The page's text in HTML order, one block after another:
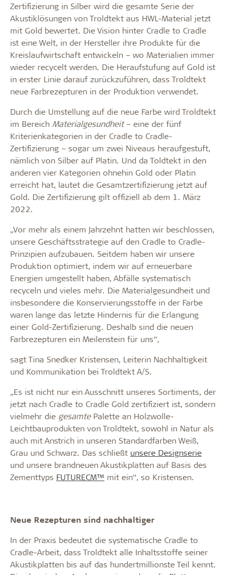
Zertifizierung in Silber wird die gesamte Serie der
Akustiklösungen von Troldtekt aus HWL-Material jetzt
mit Gold bewertet. Die Vision hinter Cradle to Cradle
ist eine Welt, in der Hersteller ihre Produkte für die
Kreislaufwirtschaft entwickeln – wo Materialien immer
wieder recycelt werden. Die Heraufstufung auf Gold ist
in erster Linie darauf zurückzuführen, dass Troldtekt
neue Farbrezepturen in der Produktion verwendet.
Durch die Umstellung auf die neue Farbe wird Troldtekt
im Bereich Materialgesundheit– eine der fünf
Kriterienkategorien in der Cradle to Cradle-
Zertifizierung – sogar um zwei Niveaus heraufgestuft,
nämlich von Silber auf Platin. Und da Toldtekt in den
anderen vier Kategorien ohnehin Gold oder Platin
erreicht hat, lautet die Gesamtzertifizierung jetzt auf
Gold. Die Zertifizierung gilt offiziell ab dem 1. März
2022.
„Vor mehr als einem Jahrzehnt hatten wir beschlossen,
unsere Geschäftsstrategie auf den Cradle to Cradle-
Prinzipien aufzubauen. Seitdem haben wir unsere
Produktion optimiert, indem wir auf erneuerbare
Energien umgestellt haben, Abfälle systematisch
recyceln und vieles mehr. Die Materialgesundheit und
insbesondere die Konservierungsstoffe in der Farbe
waren lange das letzte Hindernis für die Erlangung
einer Gold-Zertifizierung. Deshalb sind die neuen
Farbrezepturen ein Meilenstein für uns“,
sagt Tina Snedker Kristensen, Leiterin Nachhaltigkeit
und Kommunikation bei Troldtekt A/S.
„Es ist nicht nur ein Ausschnitt unseres Sortiments, der
jetzt nach Cradle to Cradle Gold zertifiziert ist, sondern
vielmehr die gesamtePalette an Holzwolle-
Leichtbauprodukten von Troldtekt, sowohl in Natur als
auch mit Anstrich in unseren Standardfarben Weiß,
Grau und Schwarz. Das schließt unsere Designserie
und unsere brandneuen Akustikplatten auf Basis des
Zementtyps FUTURECM™ mit ein“, so Kristensen.
Neue Rezepturen sind nachhaltiger
In der Praxis bedeutet die systematische Cradle to
Cradle-Arbeit, dass Troldtekt alle Inhaltsstoffe seiner
Akustikplatten bis auf das hundertmillionste Teil kennt.